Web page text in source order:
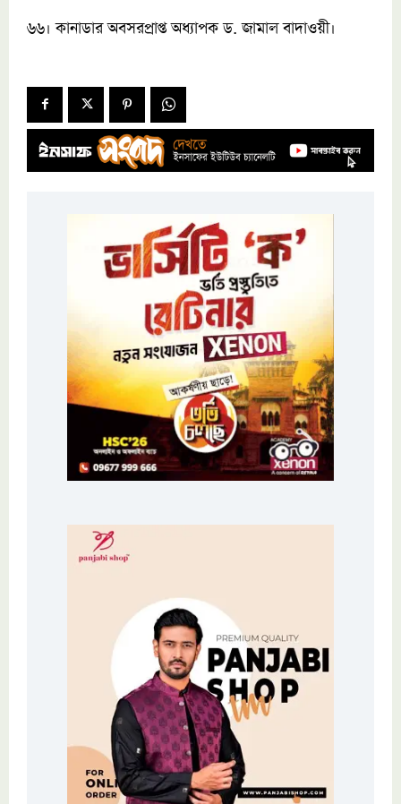
৬৬। কানাডার অবসরপ্রাপ্ত অধ্যাপক ড. জামাল বাদাওয়ী।